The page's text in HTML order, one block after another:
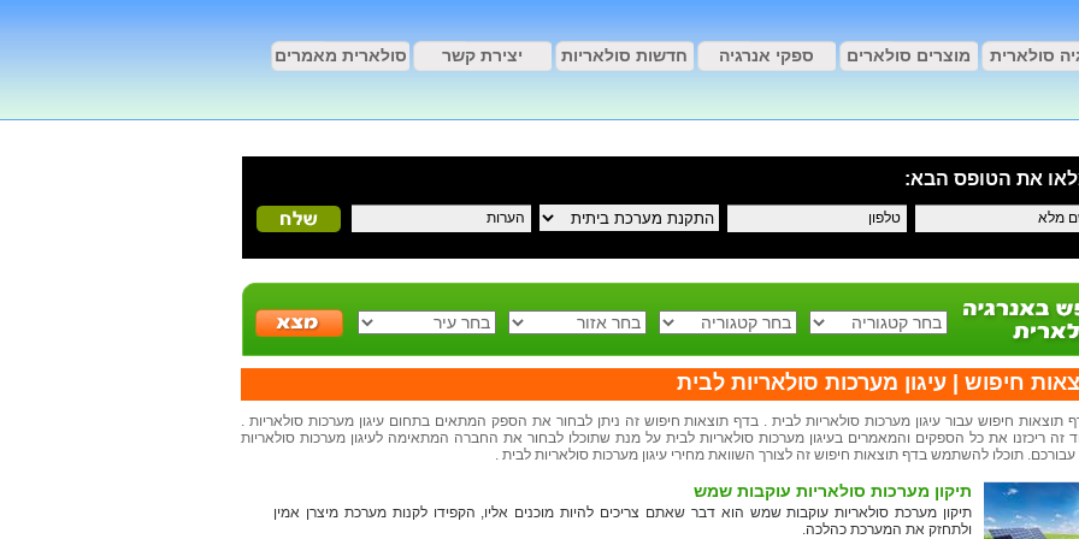
סולארית מוצרים סולארים ספקי אנרגיה חדשות סולאריות יצירת קשר
סולארית מאמרים
את הטופס הבא:
חיפוש | עיגון מערכות סולאריות לבית
תוצאות חיפוש עבור עיגון מערכות סולאריות לבית . בדף תוצאות חיפוש זה ניתן לבחור את הספק המתאים בתחום עיגון מערכות סולאריות .
זה ריכזנו את כל הספקים והמאמרים בעיגון מערכות סולאריות לבית על מנת שתוכלו לבחור את החברה המתאימה לעיגון מערכות סולאריות
עבורכם. תוכלו להשתמש בדף תוצאות חיפוש זה לצורך השוואת מחירי עיגון מערכות סולאריות לבית .
תיקון מערכות סולאריות עוקבות שמש
תיקון מערכת סולאריות עוקבות שמש הוא דבר שאתם צריכים להיות מוכנים אליו, הקפידו לקנות מערכת מיצרן אמין
ולתחזק את המערכת כהלכה.